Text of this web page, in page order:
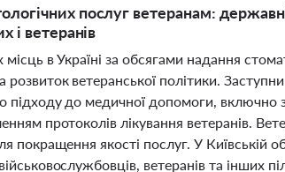
послуг ветеранам:
і ветеранів
в Україні за обсягами надання
ветеранської політики.
підходу до медичної допомоги, включно
протоколів лікування ветеранів.
покращення якості послуг. У Київській
ветеранів та інших